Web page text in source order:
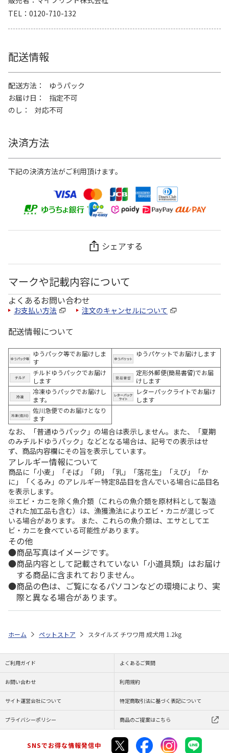
TEL
0120-710-132
配送情報
配送方法
ゆうパック
お届け日
指定不可
のし
対応不可
決済方法
下記の決済方法がご利用頂けます。
シェアする
マークや記載内容について
よくあるお問い合わせ
お支払い方法 注文のキャンセルについて
配送情報について
ゆうパック等でお届けしま
す
ゆうパケットでお届けします
チルドゆうパックでお届け
します
定形外郵便(簡易書留)でお届
けします
冷凍ゆうパックでお届けし
ます。
レターパックライトでお届け
します
佐川急便でのお届けとなり
ます
なお、「普通ゆうパック」の場合は表示しません。また、「夏期
のみチルドゆうパック」などとなる場合は、記号での表示はせ
ず、商品内容欄にその旨を表示しています。
アレルギー情報について
商品に「小麦」「そば」「卵」「乳」「落花生」「えび」「か
に」「くるみ」のアレルギー特定8品目を含んでいる場合に品目名
を表示します。
※エビ・カニを除く魚介類（これらの魚介類を原材料として製造
された加工品も含む）は、漁獲漁法によりエビ・カニが混じって
いる場合があります。 また、これらの魚介類は、エサとしてエ
ビ・カニを食べている可能性があります。
その他
商品写真はイメージです。
商品内容として記載されていない「小道具類」はお届け
する商品に含まれておりません。
商品の色は、ご覧になるパソコンなどの環境により、実
際と異なる場合があります。
ホーム ペットストア スタイルズ チワワ用 成犬用 1.2kg
ご利用ガイド よくあるご質問
お問い合わせ 利用規約
サイト運営会社について 特定商取引法に基づく表記について
プライバシーポリシー 商品のご提案はこちら
SNSでお得な情報発信中